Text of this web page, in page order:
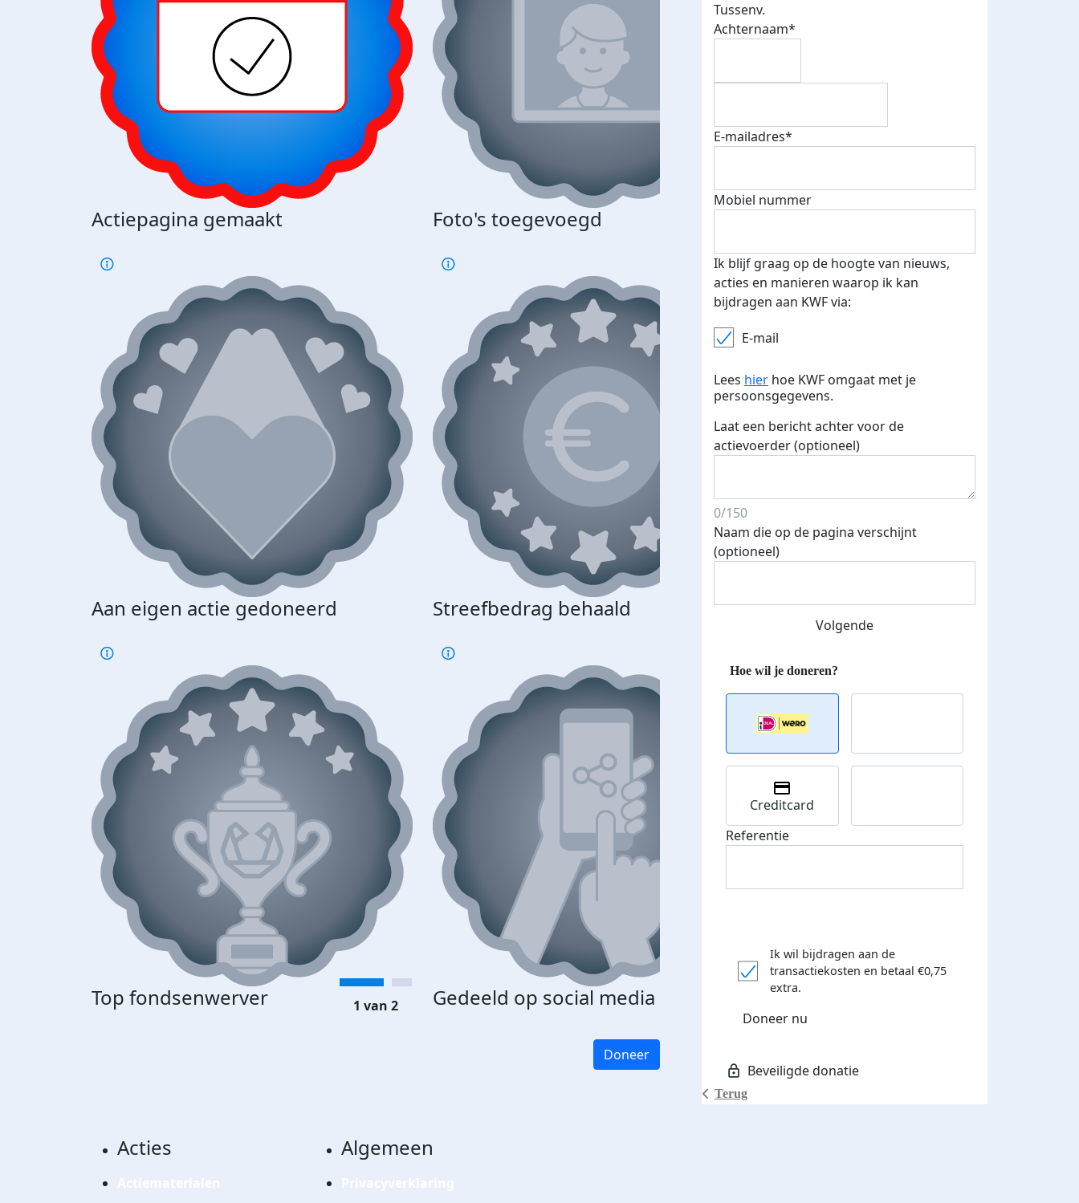
Actiepagina gemaakt Foto's toegevoegd E-mails verstuurd
Aan eigen actie gedoneerd Streefbedrag behaald Streefbedrag verhoogd
Top fondsenwerver Gedeeld op social media Donateurs bedankt
€500 euro opgehaald: t-shirt
1 van 2
Doneer
Tussenv.
Achternaam*
E-mailadres*
Mobiel nummer
Ik blijf graag op de hoogte van nieuws,
acties en manieren waarop ik kan
bijdragen aan KWF via:
E-mail
Lees hier hoe KWF omgaat met je
persoonsgegevens.
Laat een bericht achter voor de
actievoerder (optioneel)
0/150
Naam die op de pagina verschijnt
(optioneel)
Volgende
Terug
Creditcard
Referentie
Ik wil bijdragen aan de
transactiekosten en betaal €0,75
extra.
Doneer nu
Acties Algemeen